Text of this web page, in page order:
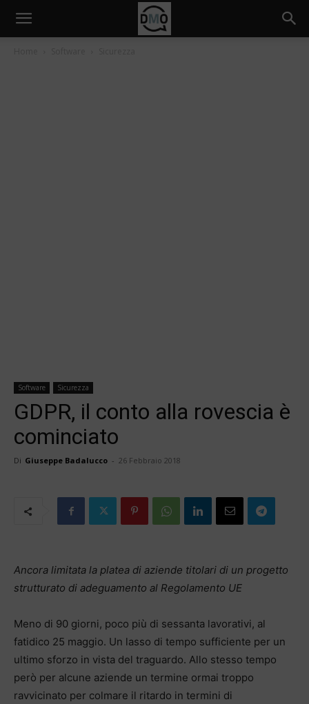
Software Sicurezza
GDPR, il conto alla rovescia è
cominciato
Di Giuseppe Badalucco - 26 Febbraio 2018
Ancora limitata la platea di aziende titolari di un progetto
strutturato di adeguamento al Regolamento UE
Meno di 90 giorni, poco più di sessanta lavorativi, al
fatidico 25 maggio. Un lasso di tempo sufficiente per un
ultimo sforzo in vista del traguardo. Allo stesso tempo
però per alcune aziende un termine ormai troppo
ravvicinato per colmare il ritardo in termini di